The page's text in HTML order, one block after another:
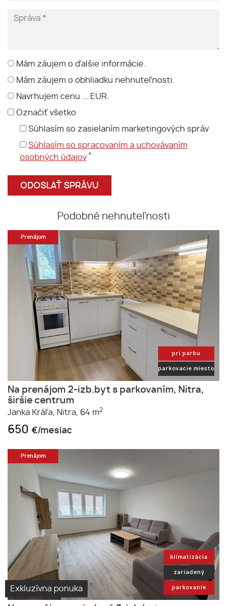
Mám záujem o ďalšie informácie.
Mám záujem o obhliadku nehnuteľnosti.
Navrhujem cenu ... EUR.
Označiť všetko
Súhlasím so zasielaním marketingových správ
Súhlasím so spracovaním a uchovávaním
osobných údajov *
Podobné nehnuteľnosti
Prenájom
pri parku
parkovacie miesto
Na prenájom 2-izb.byt s parkovaním, Nitra,
širšie centrum
Janka Kráľa, Nitra, 64 m2
650 €/mesiac
Exkluzívna ponuka
Prenájom
klimatizácia
zariadený
parkovanie